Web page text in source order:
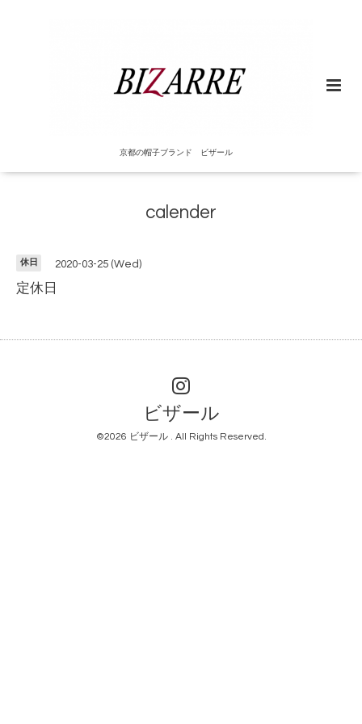
京都の帽子ブランド ビザール
calender
休日 2020-03-25 (Wed)
定休日
ビザール
©2026 ビザール . All Rights Reserved.